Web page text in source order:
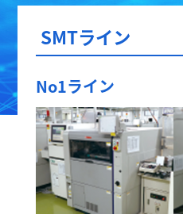
SMTライン
No1ライン